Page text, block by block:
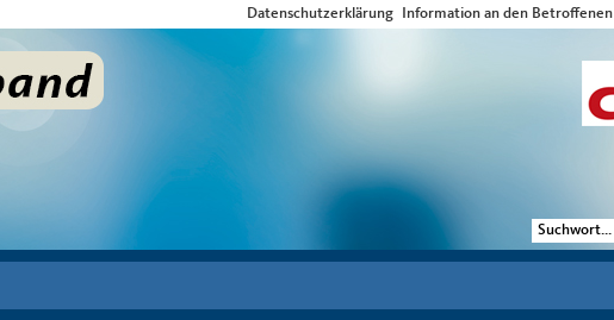
Datenschutzerklärung Information an den Betroffenen